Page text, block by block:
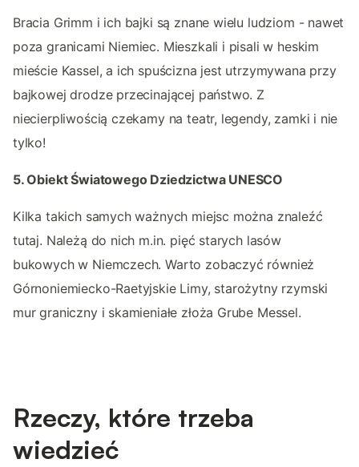
Bracia Grimm i ich bajki są znane wielu ludziom - nawet
poza granicami Niemiec. Mieszkali i pisali w heskim
mieście Kassel, a ich spuścizna jest utrzymywana przy
bajkowej drodze przecinającej państwo. Z
niecierpliwością czekamy na teatr, legendy, zamki i nie
tylko!
5. Obiekt Światowego Dziedzictwa UNESCO
Kilka takich samych ważnych miejsc można znaleźć
tutaj. Należą do nich m.in. pięć starych lasów
bukowych w Niemczech. Warto zobaczyć również
Górnoniemiecko-Raetyjskie Limy, starożytny rzymski
mur graniczny i skamieniałe złoża Grube Messel.
Rzeczy, które trzeba
wiedzieć